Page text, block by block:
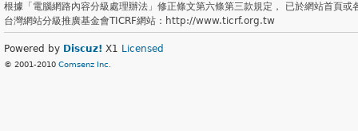
根據「電腦網路內容分級處理辦法」修正條文第六條第三款規定， 已於網站首頁
台灣網站分級推廣基金會TICRF網站：http://www.ticrf.org.tw
Powered by Discuz! X1 Licensed
© 2001-2010 Comsenz Inc.